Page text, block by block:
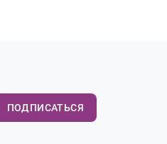
ПОДПИСАТЬСЯ